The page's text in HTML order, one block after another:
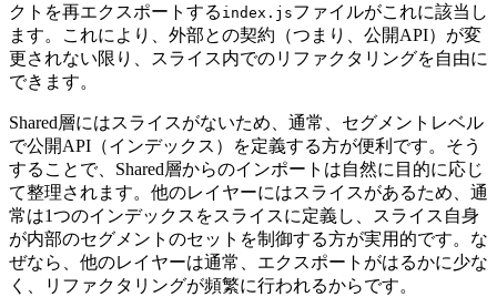
クトを再エクスポートする index.jsファイルがこれに該当し
ます。これにより、外部との契約（つまり、公開API）が変
更されない限り、スライス内でのリファクタリングを自由に
できます。
Shared層にはスライスがないため、通常、セグメントレベル
で公開API（インデックス）を定義する方が便利です。そう
することで、Shared層からのインポートは自然に目的に応じ
て整理されます。他のレイヤーにはスライスがあるため、通
常は1つのインデックスをスライスに定義し、スライス自身
が内部のセグメントのセットを制御する方が実用的です。な
ぜなら、他のレイヤーは通常、エクスポートがはるかに少な
く、リファクタリングが頻繁に行われるからです。